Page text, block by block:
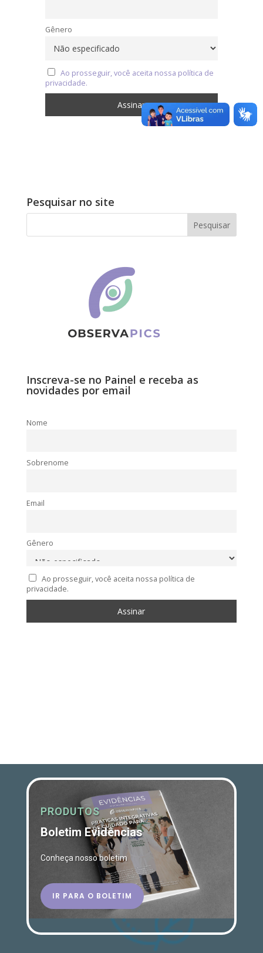
Gênero
Ao prosseguir, você aceita nossa política de
privacidade.
Pesquisar no site
Inscreva-se no Painel e receba as
novidades por email
Nome
Sobrenome
Email
Gênero
Ao prosseguir, você aceita nossa política de
privacidade.
PRODUTOS
Boletim Evidências
Conheça nosso boletim
IR PARA O BOLETIM